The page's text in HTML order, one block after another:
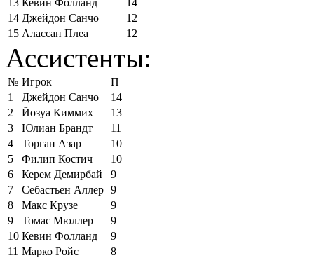
14 Джейдон Санчо
12
15 Алассан Плеа 12
Ассистенты:
№ Игрок
П
1
Джейдон Санчо
14
2
Йозуа Киммих
13
3
Юлиан Брандт
11
4
Торган Азар
10
5
Филип Костич
10
6
Керем Демирбай
9
7
Себастьен Аллер 9
8
Макс Крузе
9
9
Томас Мюллер
9
10 Кевин Фолланд
9
11 Марко Ройс
8